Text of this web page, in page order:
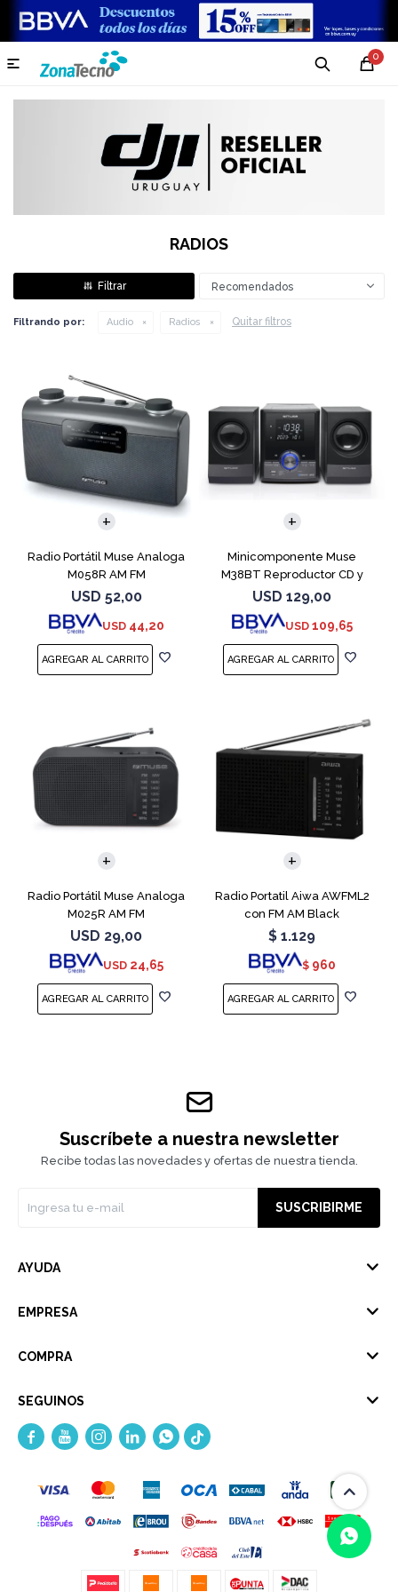
0

RADIOS
Recomendados
Filtrando por: Audio Radios Quitar filtros
Radio Portátil Muse Analoga
M058R AM FM
USD 52,00
USD 44,20
Minicomponente Muse
M38BT Reproductor CD y
Bluetooth
USD 129,00
USD 109,65
Radio Portátil Muse Analoga
M025R AM FM
USD 29,00
USD 24,65
Radio Portatil Aiwa AWFML2
con FM AM Black
$ 1.129
$ 960
Suscríbete a nuestra newsletter
Recibe todas las novedades y ofertas de nuestra tienda.
SUSCRIBIRME
AYUDA
EMPRESA
COMPRA
SEGUINOS
    